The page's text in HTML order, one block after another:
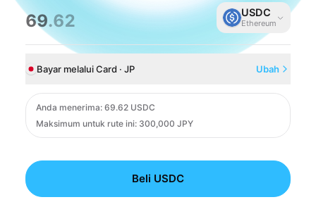
69.62 USDC
Ethereum
Bayar melalui Card · JP Ubah
Anda menerima: 69.62 USDC
Maksimum untuk rute ini: 300,000 JPY
Card
Beli USDC